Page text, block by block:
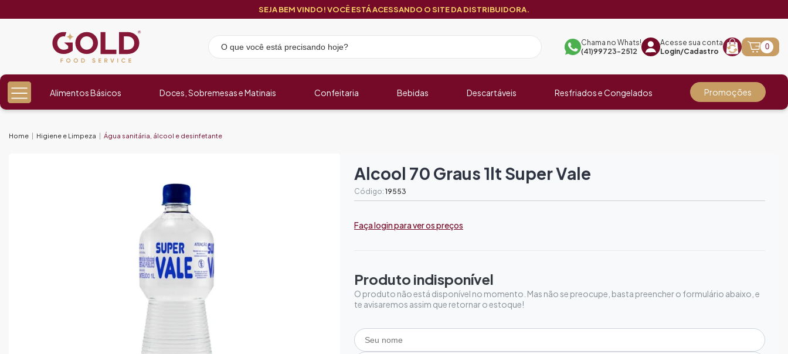
SEJA BEM VINDO! VOCÊ ESTÁ ACESSANDO O SITE DA DISTRIBUIDORA.
Chama no Whats!
(41)99723-2512
Acesse sua conta
Login/Cadastro
0
Alimentos Básicos Doces, Sobremesas e Matinais Confeitaria Bebidas Descartáveis Resfriados e Congelados Promoções
Home Higiene e Limpeza Água sanitária, álcool e desinfetante
Alcool 70 Graus 1lt Super Vale
Código: 19553
Faça login para ver os preços
Produto indisponível
O produto não está disponível no momento. Mas não se preocupe, basta preencher o formulário abaixo, e
te avisaremos assim que retornar o estoque!